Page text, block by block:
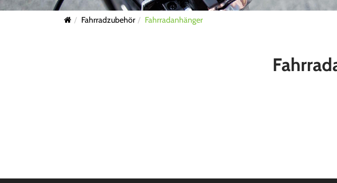
Fahrradzubehör Fahrradanhänger